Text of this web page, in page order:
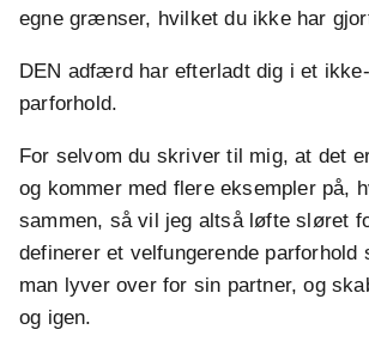
egne grænser, hvilket du ikke har
DEN adfærd har efterladt dig i et
parforhold.
For selvom du skriver til mig, at det
og kommer med flere eksempler på,
sammen, så vil jeg altså løfte sløret
definerer et velfungerende parforhold
man lyver over for sin partner, og
og igen.